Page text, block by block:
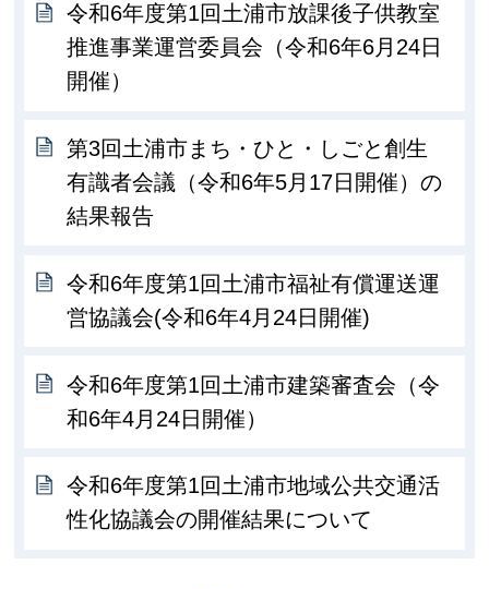
令和6年度第1回土浦市放課後子供教室
推進事業運営委員会（令和6年6月24日
開催）
第3回土浦市まち・ひと・しごと創生
有識者会議（令和6年5月17日開催）の
結果報告
令和6年度第1回土浦市福祉有償運送運
営協議会(令和6年4月24日開催)
令和6年度第1回土浦市建築審査会（令
和6年4月24日開催）
令和6年度第1回土浦市地域公共交通活
性化協議会の開催結果について